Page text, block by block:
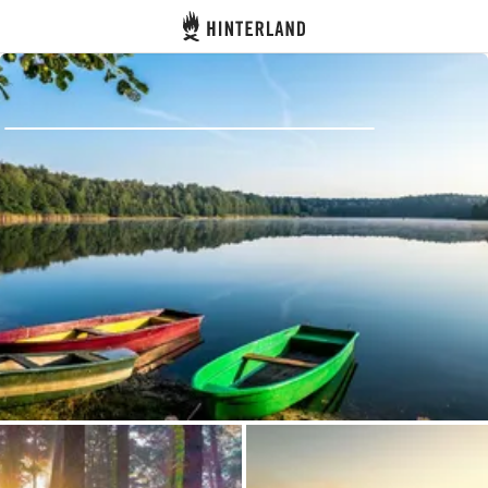
Hinterland
Se connecter
Créer un compte
Devenir hôte·sse
Emplacements
Hébergements
Routes